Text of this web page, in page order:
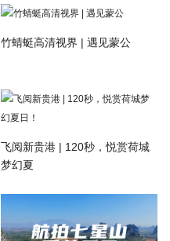
竹蜻蜓高清视界 | 遇见蒙公
飞阅新贵港 | 120秒，悦赏荷城
梦幻夏